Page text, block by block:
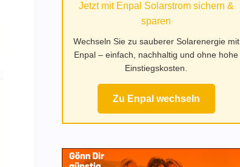
Jetzt mit Enpal Solarstrom sichern &
sparen
Wechseln Sie zu sauberer Solarenergie mit
Enpal – einfach, nachhaltig und ohne hohe
Einstiegskosten.
Zu Enpal wechseln